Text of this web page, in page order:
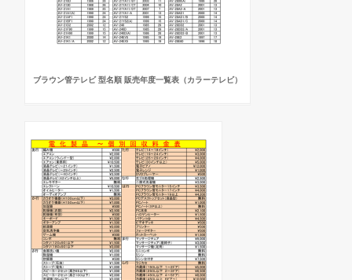
ブラウン管テレビ 型名順 販売年度一覧表（カラーテレビ）